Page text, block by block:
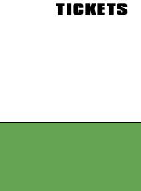
TICKETS